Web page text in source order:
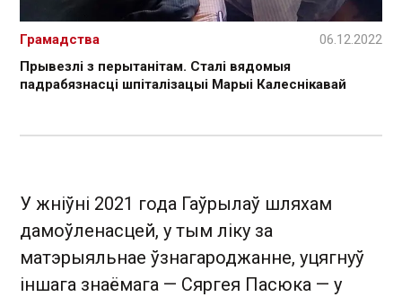
Прывезлі з перытанітам. Сталі вядомыя
падрабязнасці шпіталізацыі Марыі Калеснікавай
Грамадства 06.12.2022
У жніўні 2021 года Гаўрылаў шляхам
дамоўленасцей, у тым ліку за
матэрыяльнае ўзнагароджанне, уцягнуў
іншага знаёмага — Сяргея Пасюка — у